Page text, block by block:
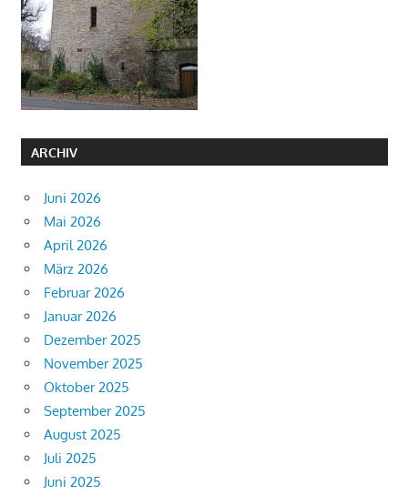
ARCHIV
Juni 2026
Mai 2026
April 2026
März 2026
Februar 2026
Januar 2026
Dezember 2025
November 2025
Oktober 2025
September 2025
August 2025
Juli 2025
Juni 2025